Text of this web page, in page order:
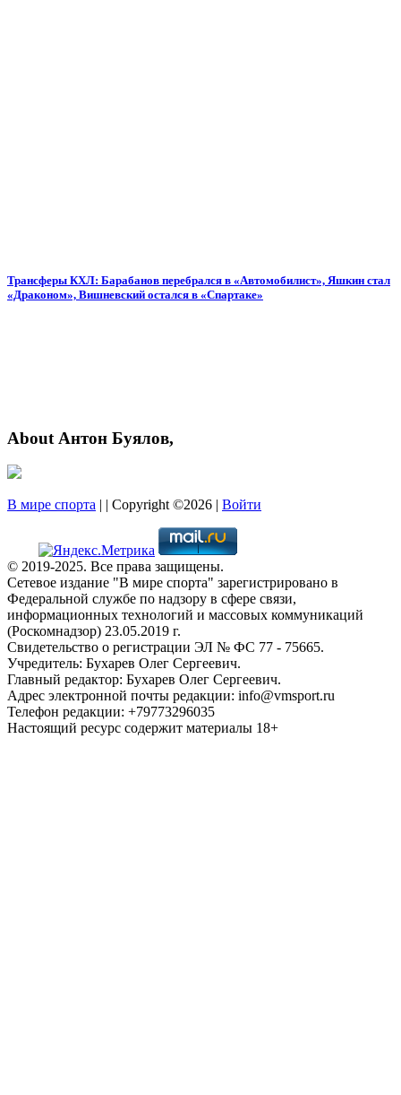
Трансферы КХЛ: Барабанов перебрался в «Автомобилист», Яшкин стал
«Драконом», Вишневский остался в «Спартаке»
About Антон Буялов,
В мире спорта | | Copyright ©2026 | Войти
© 2019-2025. Все права защищены.
Сетевое издание "В мире спорта" зарегистрировано в
Федеральной службе по надзору в сфере связи,
информационных технологий и массовых коммуникаций
(Роскомнадзор) 23.05.2019 г.
Свидетельство о регистрации ЭЛ № ФС 77 - 75665.
Учредитель: Бухарев Олег Сергеевич.
Главный редактор: Бухарев Олег Сергеевич.
Адрес электронной почты редакции: info@vmsport.ru
Телефон редакции: +79773296035
Настоящий ресурс содержит материалы 18+